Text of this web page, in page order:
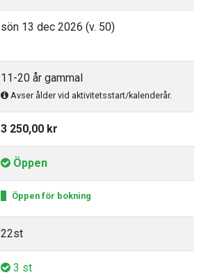
sön 13 dec 2026 (v. 50)
11-20 år gammal
Avser ålder vid aktivitetsstart/kalenderår.
3 250,00 kr
Öppen
Öppen för bokning
22st
3 st